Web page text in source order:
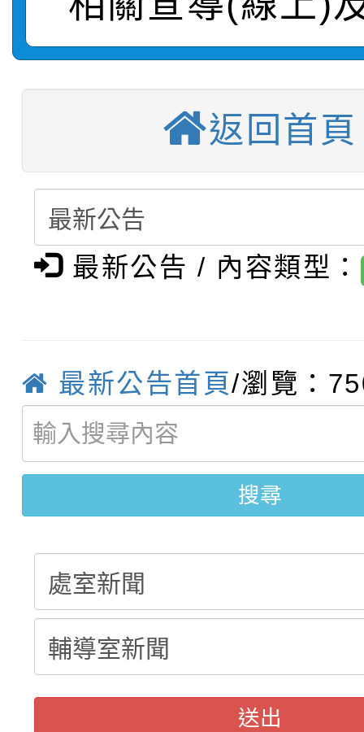
表
敬師藝文競賽』實施計
【甄選結果(第11招)】
學年度第1學期第7次代
結果(第11招)
【甄選結果(第3招)】
學年度第1學期第9次代
結果(第3招)
【甄選結果(第4招)】
學年度第1學期第9次
結果(第4招)
【甄選結果(第12招)】
學年度第1學期第7次代
結果(第12招)
轉知：桃園市115學年
賽及師生本土語及新住
賽實施要點
轉知：「桃園市115學
比賽實施要點」
轉知：「115年金融知
城市手牽手，綠能透明
畫影片一案
轉知：「115學年度全
劇比賽實施要點」及修
表
轉知：桃園市115年度
敬師藝文競賽』實施計
【甄選結果(第11招)】
學年度第1學期第7次
結果(第11招)
【甄選結果(第3招)】
結果(第3招)
返回首頁
最新公告 / 內容類型：
最新公告首頁/瀏覽：
搜尋
送出